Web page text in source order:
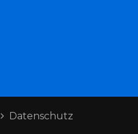
Datenschutz